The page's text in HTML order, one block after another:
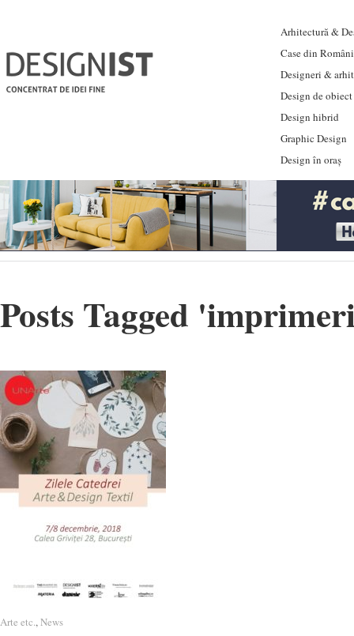
Arhitectură &
Case din
Designeri &
Design de obiect
Design hibrid
Graphic Design
Design în oraș
Posts Tagged '
Arte etc.,News
Arte etc. News